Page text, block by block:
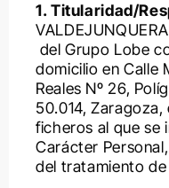
1. Titularidad/
del Grupo Lobe
domicilio en Calle
Reales Nº 26,
50.014,
ficheros al que se
Carácter
del tratamiento de